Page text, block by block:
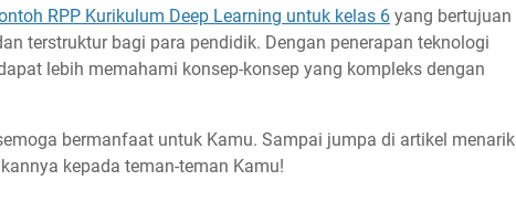
RPP Kurikulum Deep Learning untuk kelas 6 yang bertujuan
terstruktur bagi para pendidik. Dengan penerapan teknologi
lebih memahami konsep-konsep yang kompleks dengan
bermanfaat untuk Kamu. Sampai jumpa di artikel menarik
kepada teman-teman Kamu!